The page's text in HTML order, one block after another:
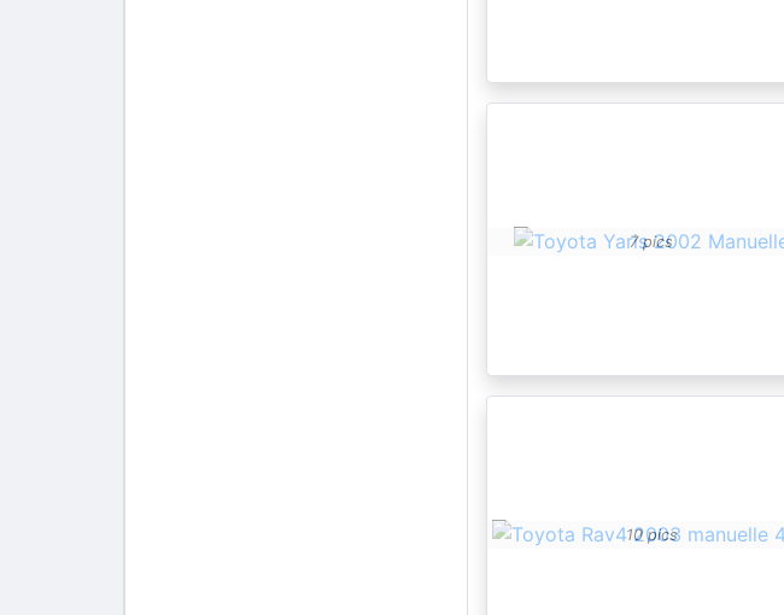
7 pics
10 pics